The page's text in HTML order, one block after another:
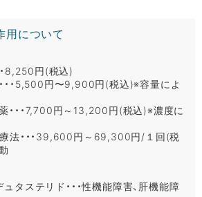
用について
8,250円(税込)
・・5,500円〜9,900円(税込)※容量によ
・・・7,700円～13,200円(税込)※濃度に
法・・・39,600円～69,300円/１回(税
タステリド・・・性機能障害、肝機能障